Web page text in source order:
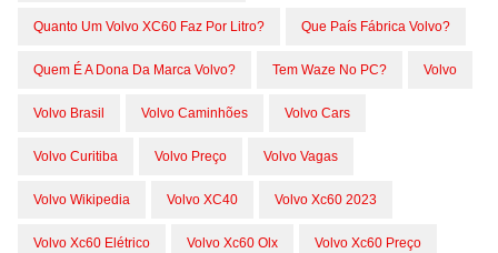
Quanto Um Volvo XC60 Faz Por Litro? Que País Fábrica Volvo?
Quem É A Dona Da Marca Volvo? Tem Waze No PC? Volvo
Volvo Brasil Volvo Caminhões Volvo Cars
Volvo Curitiba Volvo Preço Volvo Vagas
Volvo Wikipedia Volvo XC40 Volvo Xc60 2023
Volvo Xc60 Elétrico Volvo Xc60 Olx Volvo Xc60 Preço